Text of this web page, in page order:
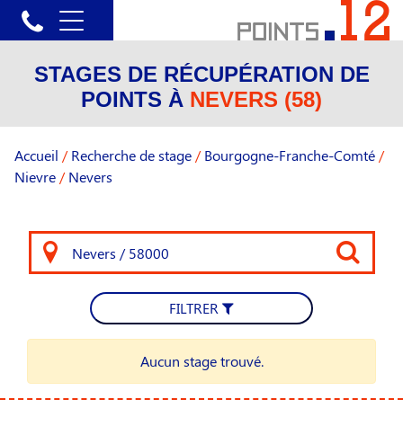
STAGES DE RÉCUPÉRATION DE
POINTS À NEVERS (58)
Accueil / Recherche de stage / Bourgogne-Franche-Comté /
Nievre / Nevers
FILTRER
Aucun stage trouvé.